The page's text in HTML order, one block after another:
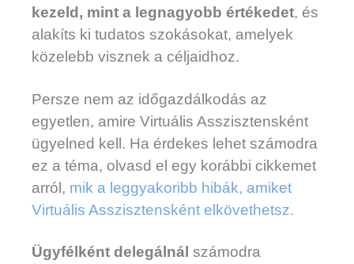
kezeld, mint a legnagyobb értékedet, és
alakíts ki tudatos szokásokat, amelyek
közelebb visznek a céljaidhoz.
Persze nem az időgazdálkodás az
egyetlen, amire Virtuális Asszisztensként
ügyelned kell. Ha érdekes lehet számodra
ez a téma, olvasd el egy korábbi cikkemet
arról, mik a leggyakoribb hibák, amiket
Virtuális Asszisztensként elkövethetsz.
Ügyfélként delegálnál számodra